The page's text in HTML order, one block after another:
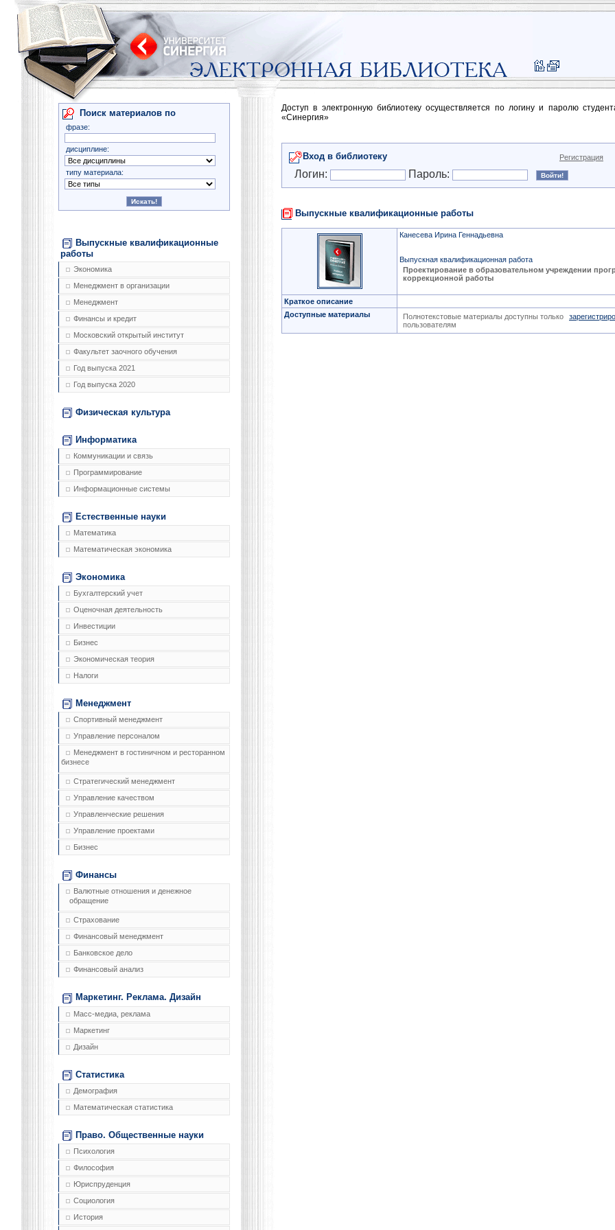
Поиск материалов по
фразе:
дисциплине:
типу материала:
Выпускные квалификационные
работы
Экономика
Менеджмент в организации
Менеджмент
Финансы и кредит
Московский открытый институт
Факультет заочного обучения
Год выпуска 2021
Год выпуска 2020
Физическая культура
Информатика
Коммуникации и связь
Программирование
Информационные системы
Естественные науки
Математика
Математическая экономика
Экономика
Бухгалтерский учет
Оценочная деятельность
Инвестиции
Бизнес
Экономическая теория
Налоги
Менеджмент
Спортивный менеджмент
Управление персоналом
Менеджмент в гостиничном и ресторанном
бизнесе
Стратегический менеджмент
Управление качеством
Управленческие решения
Управление проектами
Бизнес
Финансы
Валютные отношения и денежное
обращение
Страхование
Финансовый менеджмент
Банковское дело
Финансовый анализ
Маркетинг. Реклама. Дизайн
Масс-медиа, реклама
Маркетинг
Дизайн
Статистика
Демография
Математическая статистика
Право. Общественные науки
Психология
Философия
Юриспруденция
Социология
История
Доступ в электронную библиотеку осуществляется по логину и паролю
«Синергия»
Вход в библиотеку Регистрация
Логин: Пароль:
Выпускные квалификационные работы
Канесева Ирина Геннадьевна
Выпускная квалификационная работа
Проектирование в образовательном учреждении
коррекционной работы
Краткое описание
Доступные материалы
Полнотекстовые материалы доступны только
пользователям